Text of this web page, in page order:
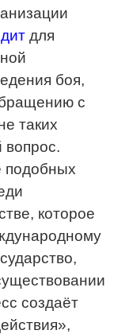
для
боя,
с
таких
вопрос.
подобных
которое
создаёт